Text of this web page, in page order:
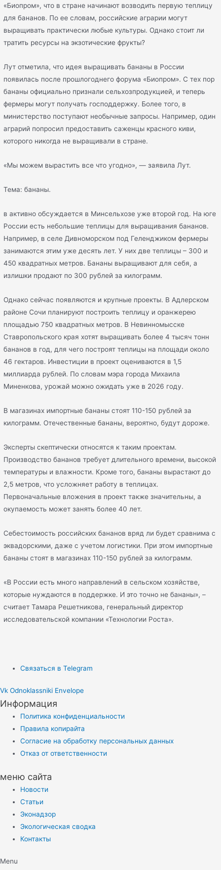
«Биопром», что в стране начинают возводить первую теплицу
для бананов. По ее словам, российские аграрии могут
выращивать практически любые культуры. Однако стоит ли
тратить ресурсы на экзотические фрукты?
Лут отметила, что идея выращивать бананы в России
появилась после прошлогоднего форума «Биопром». С тех пор
бананы официально признали сельхозпродукцией, и теперь
фермеры могут получать господдержку. Более того, в
министерство поступают необычные запросы. Например, один
аграрий попросил предоставить саженцы красного киви,
которого никогда не выращивали в стране.
«Мы можем вырастить все что угодно», — заявила Лут.
Тема: бананы.
в активно обсуждается в Минсельхозе уже второй год. На юге
России есть небольшие теплицы для выращивания бананов.
Например, в селе Дивноморском под Геленджиком фермеры
занимаются этим уже десять лет. У них две теплицы – 300 и
450 квадратных метров. Бананы выращивают для себя, а
излишки продают по 300 рублей за килограмм.
Однако сейчас появляются и крупные проекты. В Адлерском
районе Сочи планируют построить теплицу и оранжерею
площадью 750 квадратных метров. В Невинномысске
Ставропольского края хотят выращивать более 4 тысяч тонн
бананов в год, для чего построят теплицы на площади около
46 гектаров. Инвестиции в проект оцениваются в 1,5
миллиарда рублей. По словам мэра города Михаила
Миненкова, урожай можно ожидать уже в 2026 году.
В магазинах импортные бананы стоят 110-150 рублей за
килограмм. Отечественные бананы, вероятно, будут дороже.
Эксперты скептически относятся к таким проектам.
Производство бананов требует длительного времени, высокой
температуры и влажности. Кроме того, бананы вырастают до
2,5 метров, что усложняет работу в теплицах.
Первоначальные вложения в проект также значительны, а
окупаемость может занять более 40 лет.
Себестоимость российских бананов вряд ли будет сравнима с
эквадорскими, даже с учетом логистики. При этом импортные
бананы стоят в магазинах 110-150 рублей за килограмм.
«В России есть много направлений в сельском хозяйстве,
которые нуждаются в поддержке. И это точно не бананы», –
считает Тамара Решетникова, генеральный директор
исследовательской компании «Технологии Роста».
Связаться в Telegram
Vk Odnoklassniki Envelope
Информация
Политика конфиденциальности
Правила копирайта
Согласие на обработку персональных данных
Отказ от ответственности
меню сайта
Новости
Статьи
Эконадзор
Экологическая сводка
Контакты
Menu